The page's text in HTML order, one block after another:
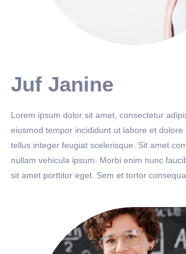
Juf Janine
Lorem ipsum dolor sit amet, consectetur
eiusmod tempor incididunt ut labore et dolore
tellus integer feugiat scelerisque. Sit amet
nullam vehicula ipsum. Morbi enim nunc
sit amet porttitor eget. Sem et tortor